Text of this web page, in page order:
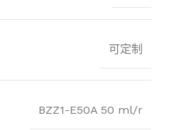
可定制
BZZ1-E50A 50 ml/r